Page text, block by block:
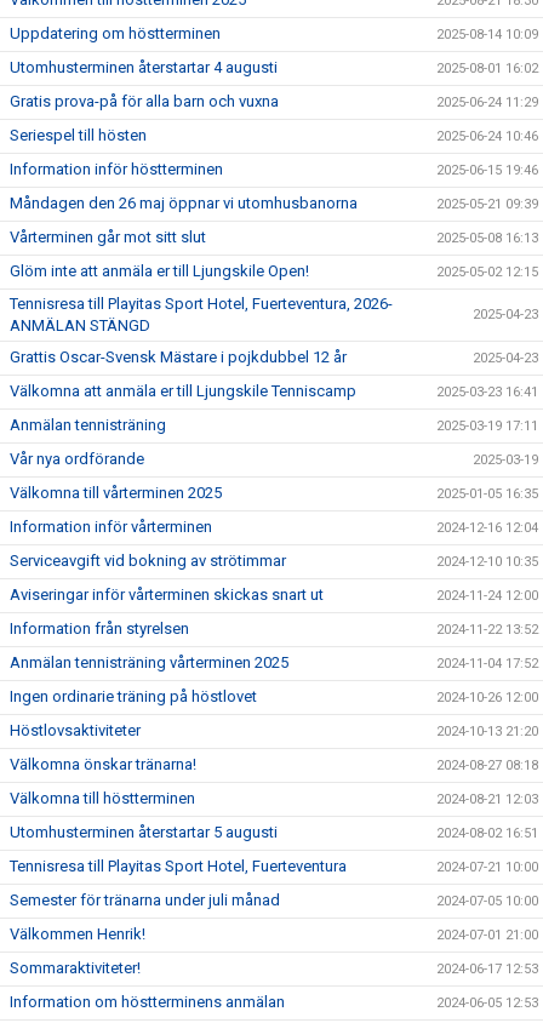
Uppdatering om höstterminen 2025-08-14 10:09
Utomhusterminen återstartar 4 augusti 2025-08-01 16:02
Gratis prova-på för alla barn och vuxna 2025-06-24 11:29
Seriespel till hösten 2025-06-24 10:46
Information inför höstterminen 2025-06-15 19:46
Måndagen den 26 maj öppnar vi utomhusbanorna 2025-05-21 09:39
Vårterminen går mot sitt slut 2025-05-08 16:13
Glöm inte att anmäla er till Ljungskile Open! 2025-05-02 12:15
Tennisresa till Playitas Sport Hotel, Fuerteventura, 2026-
ANMÄLAN STÄNGD
2025-04-23
Grattis Oscar-Svensk Mästare i pojkdubbel 12 år 2025-04-23
Välkomna att anmäla er till Ljungskile Tenniscamp 2025-03-23 16:41
Anmälan tennisträning 2025-03-19 17:11
Vår nya ordförande 2025-03-19
Välkomna till vårterminen 2025 2025-01-05 16:35
Information inför vårterminen 2024-12-16 12:04
Serviceavgift vid bokning av strötimmar 2024-12-10 10:35
Aviseringar inför vårterminen skickas snart ut 2024-11-24 12:00
Information från styrelsen 2024-11-22 13:52
Anmälan tennisträning vårterminen 2025 2024-11-04 17:52
Ingen ordinarie träning på höstlovet 2024-10-26 12:00
Höstlovsaktiviteter 2024-10-13 21:20
Välkomna önskar tränarna! 2024-08-27 08:18
Välkomna till höstterminen 2024-08-21 12:03
Utomhusterminen återstartar 5 augusti 2024-08-02 16:51
Tennisresa till Playitas Sport Hotel, Fuerteventura 2024-07-21 10:00
Semester för tränarna under juli månad 2024-07-05 10:00
Välkommen Henrik! 2024-07-01 21:00
Sommaraktiviteter! 2024-06-17 12:53
Information om höstterminens anmälan 2024-06-05 12:53